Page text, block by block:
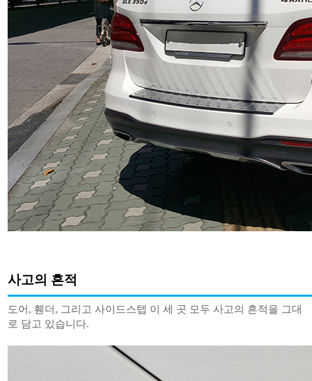
사고의 흔적
도어, 휀더, 그리고 사이드스텝 이 세 곳 모두 사고의 흔적을 그대
로 담고 있습니다.